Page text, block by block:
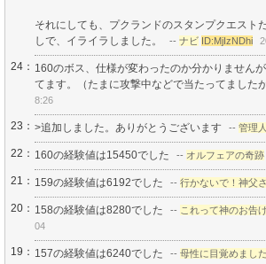
それにしても、プクランドのスタンプクエスト
しで、イライラしました。
-- ナビ ID:MjIzNDhi
24： 160のボス、仕様が変わったのか分かりません
てます。（たまに攻撃中などで当たってましたが
8:26
23： >追加しました。ありがとうございます -- 管理人
22： 160の経験値は15450でした -- オルフェアの奇跡
21： 159の経験値は6192でした -- 行かないで！神父さ
20： 158の経験値は8280でした -- これって神のお告
04
19： 157の経験値は6240でした -- 母性に目覚めました